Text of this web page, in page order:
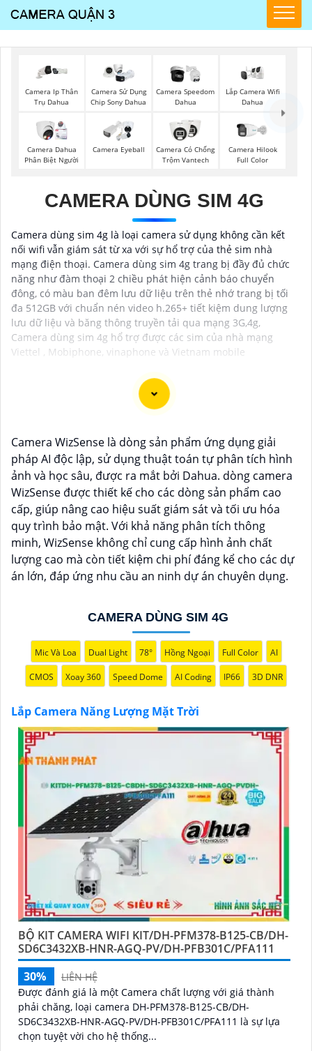
Camera Ip Thân
Trụ Dahua
Camera Sử Dụng
Chip Sony Dahua
Camera Speedom
Dahua
Lắp Camera Wifi
Dahua
Camera Dahua
Phân Biệt Người
Camera Eyeball
Camera Có Chống
Trộm Vantech
Camera Hilook
Full Color
CAMERA DÙNG SIM 4G
Camera dùng sim 4g là loại camera sử dụng không cần kết
nối wifi vẫn giám sát từ xa với sự hổ trợ của thẻ sim nhà
mạng điện thoại. Camera dùng sim 4g trang bị đầy đủ chức
năng như đàm thoại 2 chiều phát hiện cảnh báo chuyển
đông, có màu ban đêm lưu dữ liệu trên thẻ nhớ trang bị tối
đa 512GB với chuẩn nén video h.265+ tiết kiệm dung lượng
lưu dữ liệu và băng thông truyền tải qua mạng 3G,4g,
Camera dùng sim 4g hổ trợ được các sim của nhà mạng
Viettel , Mobiphone, vinaphone và Vietnam mobile
ninh hiệu quả và thân thiện với môi trường, camera
hoạt động độc lập, không cần dây điện, phù hợp cho
các khu vực khó kéo nguồn. Sử dụng năng lượng mặt
trời giúp tiết kiệm chi phí điện năng và bảo vệ môi
trường. Camera được trang bị các tính năng Thông
Minh như ghi hình Full HD, quan sát ban đêm và phát
hiện chuyển động. Đây là lựa chọn lý tưởng để giám
sát an ninh tại nhà ở, công trường, hay vùng nông
thôn.
Camera WizSense là dòng sản phẩm ứng dụng giải
pháp AI độc lập, sử dụng thuật toán tự phân tích hình
ảnh và học sâu, được ra mắt bởi Dahua. dòng camera
WizSense được thiết kế cho các dòng sản phẩm cao
cấp, giúp nâng cao hiệu suất giám sát và tối ưu hóa
quy trình bảo mật. Với khả năng phân tích thông
minh, WizSense không chỉ cung cấp hình ảnh chất
lượng cao mà còn tiết kiệm chi phí đáng kể cho các dự
án lớn, đáp ứng nhu cầu an ninh dự án chuyên dụng.
CAMERA DÙNG SIM 4G
Mic Và Loa Dual Light 78° Hồng Ngoại Full Color AI
CMOS Xoay 360 Speed Dome AI Coding IP66 3D DNR
Lắp Camera Năng Lượng Mặt Trời
BỘ KIT CAMERA WIFI KIT/DH-PFM378-B125-CB/DH-
SD6C3432XB-HNR-AGQ-PV/DH-PFB301C/PFA111
30%
LIÊN HỆ
Được đánh giá là một Camera chất lượng với giá thành
phải chăng, loại camera DH-PFM378-B125-CB/DH-
SD6C3432XB-HNR-AGQ-PV/DH-PFB301C/PFA111 là sự lựa
chọn tuyệt vời cho hệ thống...